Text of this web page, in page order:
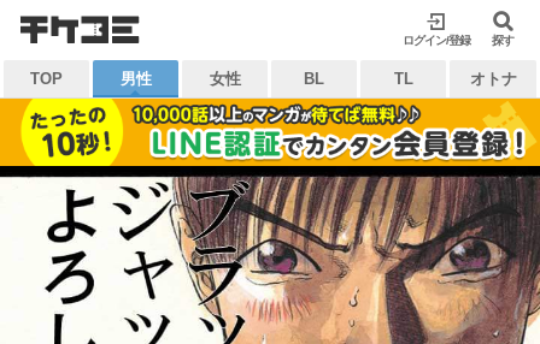
ログイン/登録 探す
TOP 男性 女性 BL TL オトナ
検索
閉じる
キーワードから探す
各一覧から探す
ジャンル タグ
作家 作品
雑誌 出版社